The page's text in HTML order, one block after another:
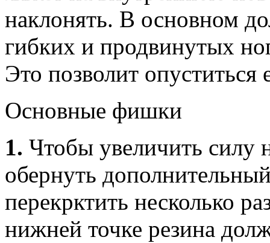
наклонять. В основном
гибких и продвинутых
Это позволит
Основные фишки
1. Чтобы увеличить силу
обернуть
перекрктить несколько
нижней точке резина